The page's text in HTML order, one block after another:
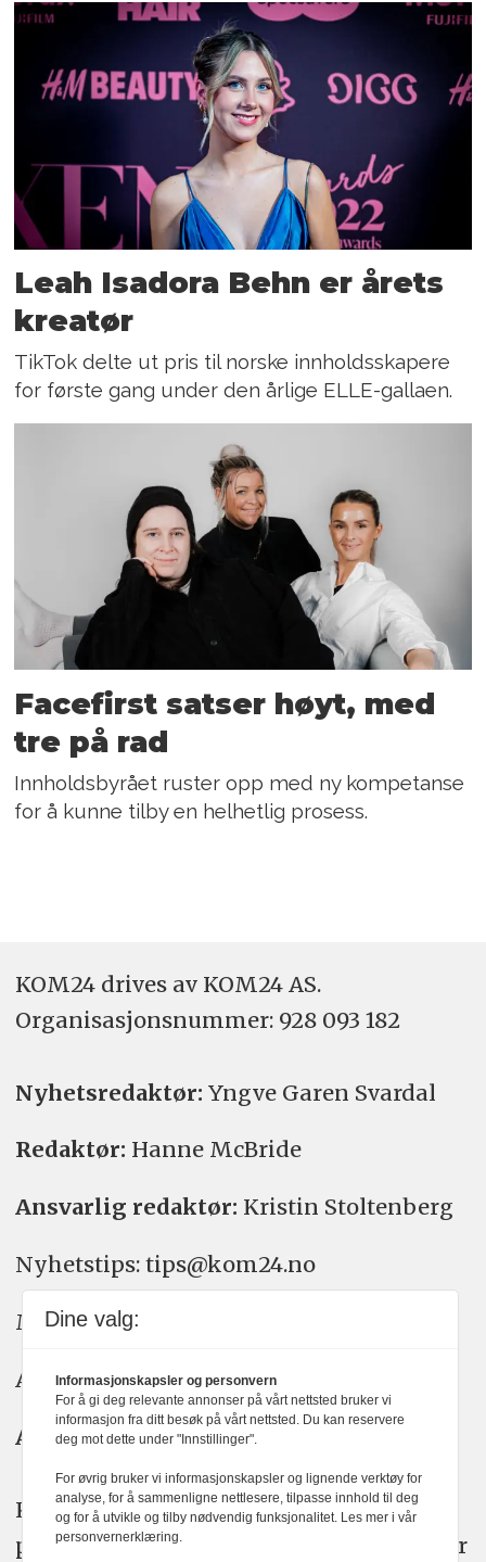
Leah Isadora Behn er årets
kreatør
TikTok delte ut pris til norske innholdsskapere
for første gang under den årlige ELLE-gallaen.
Facefirst satser høyt, med
tre på rad
Innholdsbyrået ruster opp med ny kompetanse
for å kunne tilby en helhetlig prosess.
KOM24 drives av KOM24 AS.
Organisasjons­nummer: 928 093 182
Nyhetsredaktør: Yngve Garen Svardal
Redaktør: Hanne McBride
Ansvarlig redaktør: Kristin Stoltenberg
Nyhetstips: tips@kom24.no
Meninger: meninger@kom24.no
Annonse: annonse@watchmedia.no
Abonnement:kom24@watchmedia.no
KOM24 arbeider etter Vær Varsom-
plakatens regler for god presseskikk. Her
Dine valg:
Informasjonskapsler og personvern
For å gi deg relevante annonser på vårt nettsted bruker vi
informasjon fra ditt besøk på vårt nettsted. Du kan reservere
deg mot dette under "Innstillinger".
For øvrig bruker vi informasjonskapsler og lignende verktøy for
analyse, for å sammenligne nettlesere, tilpasse innhold til deg
og for å utvikle og tilby nødvendig funksjonalitet. Les mer i vår
personvernerklæring.